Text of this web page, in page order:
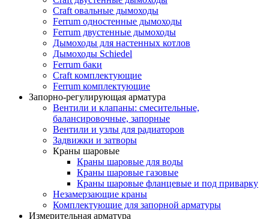
Craft овальные дымоходы
Ferrum одностенные дымоходы
Ferrum двустенные дымоходы
Дымоходы для настенных котлов
Дымоходы Schiedel
Ferrum баки
Craft комплектующие
Ferrum комплектующие
Запорно-регулирующая арматура
Вентили и клапаны: смесительные,
балансировочные, запорные
Вентили и узлы для радиаторов
Задвижки и затворы
Краны шаровые
Краны шаровые для воды
Краны шаровые газовые
Краны шаровые фланцевые и под приварку
Незамерзающие краны
Комплектующие для запорной арматуры
Измерительная арматура